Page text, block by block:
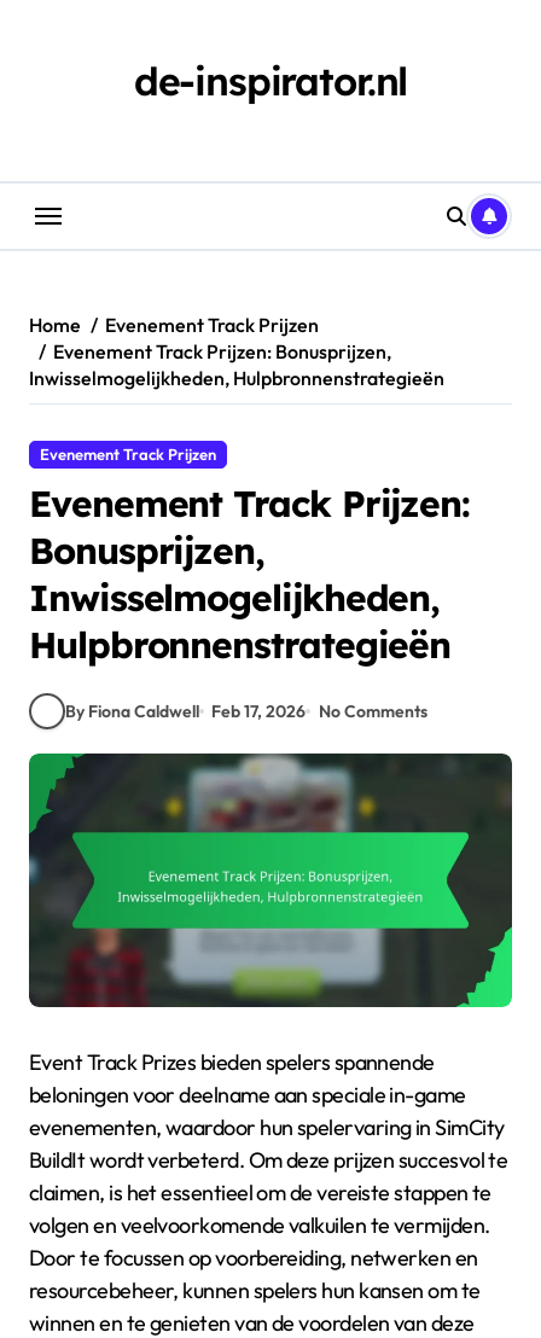
de-inspirator.nl
Home
Evenement Track Prijzen
Evenement Track Prijzen: Bonusprijzen,
Inwisselmogelijkheden, Hulpbronnenstrategieën
Evenement Track Prijzen
Evenement Track Prijzen:
Bonusprijzen,
Inwisselmogelijkheden,
Hulpbronnenstrategieën
By Fiona Caldwell Feb 17, 2026 No Comments
Event Track Prizes bieden spelers spannende
beloningen voor deelname aan speciale in-game
evenementen, waardoor hun spelervaring in SimCity
BuildIt wordt verbeterd. Om deze prijzen succesvol te
claimen, is het essentieel om de vereiste stappen te
volgen en veelvoorkomende valkuilen te vermijden.
Door te focussen op voorbereiding, netwerken en
resourcebeheer, kunnen spelers hun kansen om te
winnen en te genieten van de voordelen van deze